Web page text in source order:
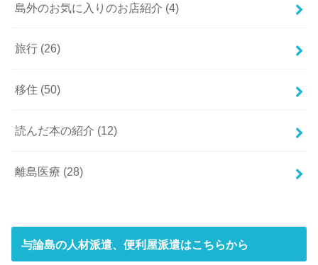
島外のお気に入りのお店紹介 (4)
旅行 (26)
移住 (50)
読んだ本の紹介 (12)
離島医療 (28)
与論島の人材派遣、便利屋派遣はこちらから